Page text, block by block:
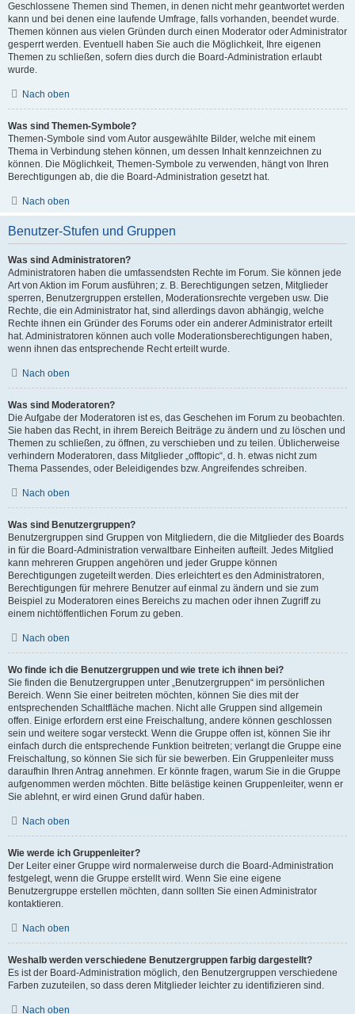
Geschlossene Themen sind Themen, in denen nicht mehr geantwortet werden
kann und bei denen eine laufende Umfrage, falls vorhanden, beendet wurde.
Themen können aus vielen Gründen durch einen Moderator oder Administrator
gesperrt werden. Eventuell haben Sie auch die Möglichkeit, Ihre eigenen
Themen zu schließen, sofern dies durch die Board-Administration erlaubt
wurde.
Nach oben
Was sind Themen-Symbole?
Themen-Symbole sind vom Autor ausgewählte Bilder, welche mit einem
Thema in Verbindung stehen können, um dessen Inhalt kennzeichnen zu
können. Die Möglichkeit, Themen-Symbole zu verwenden, hängt von Ihren
Berechtigungen ab, die die Board-Administration gesetzt hat.
Nach oben
Benutzer-Stufen und Gruppen
Was sind Administratoren?
Administratoren haben die umfassendsten Rechte im Forum. Sie können jede
Art von Aktion im Forum ausführen; z. B. Berechtigungen setzen, Mitglieder
sperren, Benutzergruppen erstellen, Moderationsrechte vergeben usw. Die
Rechte, die ein Administrator hat, sind allerdings davon abhängig, welche
Rechte ihnen ein Gründer des Forums oder ein anderer Administrator erteilt
hat. Administratoren können auch volle Moderationsberechtigungen haben,
wenn ihnen das entsprechende Recht erteilt wurde.
Nach oben
Was sind Moderatoren?
Die Aufgabe der Moderatoren ist es, das Geschehen im Forum zu beobachten.
Sie haben das Recht, in ihrem Bereich Beiträge zu ändern und zu löschen und
Themen zu schließen, zu öffnen, zu verschieben und zu teilen. Üblicherweise
verhindern Moderatoren, dass Mitglieder „offtopic“, d. h. etwas nicht zum
Thema Passendes, oder Beleidigendes bzw. Angreifendes schreiben.
Nach oben
Was sind Benutzergruppen?
Benutzergruppen sind Gruppen von Mitgliedern, die die Mitglieder des Boards
in für die Board-Administration verwaltbare Einheiten aufteilt. Jedes Mitglied
kann mehreren Gruppen angehören und jeder Gruppe können
Berechtigungen zugeteilt werden. Dies erleichtert es den Administratoren,
Berechtigungen für mehrere Benutzer auf einmal zu ändern und sie zum
Beispiel zu Moderatoren eines Bereichs zu machen oder ihnen Zugriff zu
einem nichtöffentlichen Forum zu geben.
Nach oben
Wo finde ich die Benutzergruppen und wie trete ich ihnen bei?
Sie finden die Benutzergruppen unter „Benutzergruppen“ im persönlichen
Bereich. Wenn Sie einer beitreten möchten, können Sie dies mit der
entsprechenden Schaltfläche machen. Nicht alle Gruppen sind allgemein
offen. Einige erfordern erst eine Freischaltung, andere können geschlossen
sein und weitere sogar versteckt. Wenn die Gruppe offen ist, können Sie ihr
einfach durch die entsprechende Funktion beitreten; verlangt die Gruppe eine
Freischaltung, so können Sie sich für sie bewerben. Ein Gruppenleiter muss
daraufhin Ihren Antrag annehmen. Er könnte fragen, warum Sie in die Gruppe
aufgenommen werden möchten. Bitte belästige keinen Gruppenleiter, wenn er
Sie ablehnt, er wird einen Grund dafür haben.
Nach oben
Wie werde ich Gruppenleiter?
Der Leiter einer Gruppe wird normalerweise durch die Board-Administration
festgelegt, wenn die Gruppe erstellt wird. Wenn Sie eine eigene
Benutzergruppe erstellen möchten, dann sollten Sie einen Administrator
kontaktieren.
Nach oben
Weshalb werden verschiedene Benutzergruppen farbig dargestellt?
Es ist der Board-Administration möglich, den Benutzergruppen verschiedene
Farben zuzuteilen, so dass deren Mitglieder leichter zu identifizieren sind.
Nach oben